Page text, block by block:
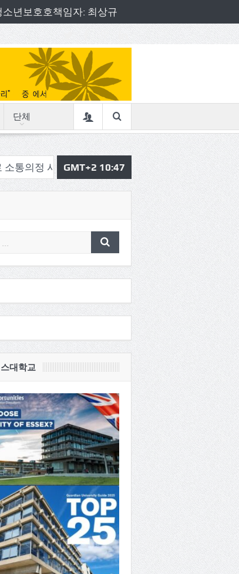
년보호호책임자: 최상규
단체
삼육중 4-H 환경동아리, 구리시청서 특별한 전
GMT+2 10:47
대학교